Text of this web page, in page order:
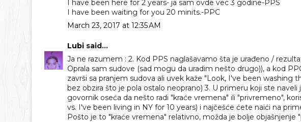
I have been here for 2 years- ja sam ovde vec 3 godine-PPS
I have been waiting for you 20 minits.-PPC
March 23, 2017 at 12:35 AM
Lubi said...
Ja ne razumem : 2. Kod PPS naglašavamo šta je urađeno /
Oprala sam sudove (sad mogu da uradim nešto drugo)), a kod
završi sa pranjem sudova ali uvek kaže "Look, I've been washing
bez obzira što je pola ostalo neoprano) 3. U primeru koji ste naveli
govornik oseća da nešto radi "kraće vremena" ili "privremeno",
vs. I've been living in NY for 10 years) i najčešće ćete naići na
Pošto je to "kraće vremena" relativno, možda je bolje objašnjenje